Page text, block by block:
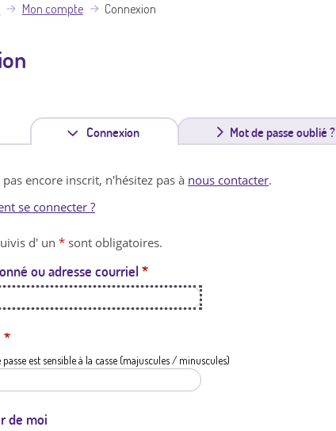
Mon compte Connexion
Connexion
n
l
e
Mot de passe oublié ?
pas encore inscrit, n'hésitez pas à nous contacter.
se connecter ?
d' un * sont obligatoires.
ou adresse courriel *
*
est sensible à la casse (majuscules / minuscules)
de moi